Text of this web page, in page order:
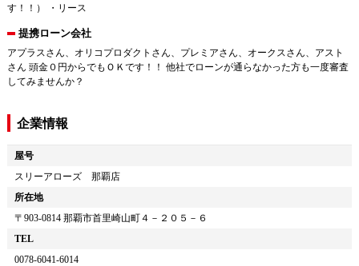
す！！） ・リース
提携ローン会社
アプラスさん、オリコプロダクトさん、プレミアさん、オークスさん、アスト
さん 頭金０円からでもＯＫです！！ 他社でローンが通らなかった方も一度審査
してみませんか？
企業情報
屋号
スリーアローズ 那覇店
所在地
〒 903-0814 那覇市首里崎山町４－２０５－６
TEL
0078-6041-6014